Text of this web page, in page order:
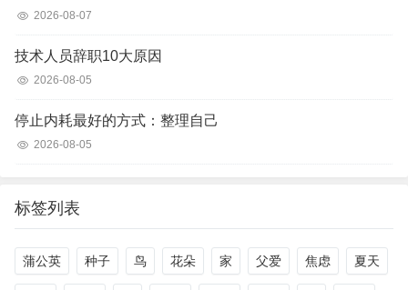
2026-08-07
技术人员辞职10大原因
2026-08-05
停止内耗最好的方式：整理自己
2026-08-05
标签列表
蒲公英 种子 鸟 花朵 家 父爱 焦虑 夏天